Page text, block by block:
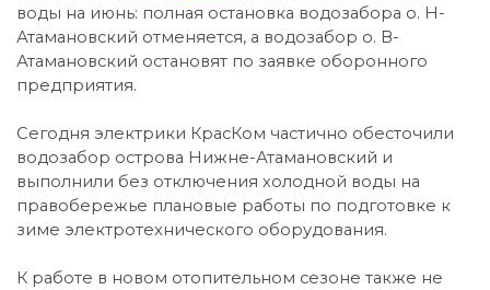
воды на июнь: полная остановка водозабора о. Н-
Атамановский отменяется, а водозабор о. В-
Атамановский остановят по заявке оборонного
предприятия.
Сегодня электрики КрасКом частично обесточили
водозабор острова Нижне-Атамановский и
выполнили без отключения холодной воды на
правобережье плановые работы по подготовке к
зиме электротехнического оборудования.
К работе в новом отопительном сезоне также не